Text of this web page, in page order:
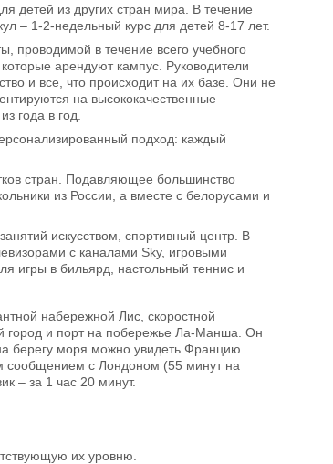
детей из других стран мира. В течение
– 1-2-недельный курс для детей 8-17 лет.
проводимой в течение всего учебного
арендуют кампус. Руководители
и все, что происходит на их базе. Они не
на высококачественные
года в год.
подход: каждый
стран. Подавляющее большинство
из России, а вместе с белорусами и
искусством, спортивный центр. В
с каналами Sky, игровыми
игры в бильярд, настольный теннис и
набережной Лис, скоростной
город и порт на побережье Ла-Манша. Он
берегу моря можно увидеть Францию.
сообщением с Лондоном (55 минут на
– за 1 час 20 минут.
их уровню.